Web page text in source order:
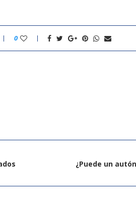
0
¿Puede un